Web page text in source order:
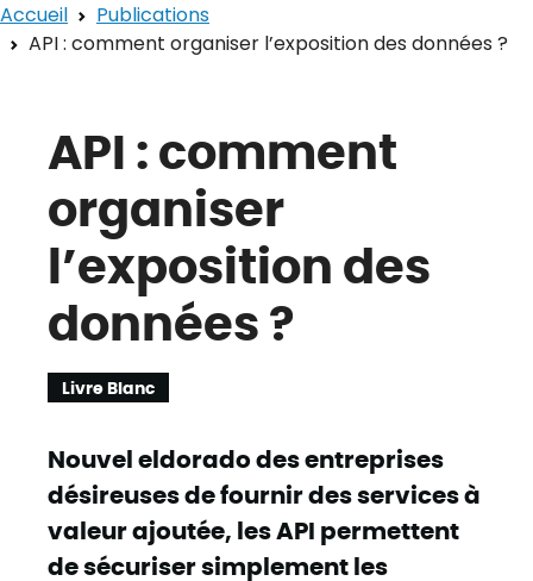
Accueil
Publications
API : comment organiser l’exposition des données ?
API : comment
organiser
l’exposition des
données ?
Livre Blanc
Nouvel eldorado des entreprises
désireuses de fournir des services à
valeur ajoutée, les API permettent
de sécuriser simplement les